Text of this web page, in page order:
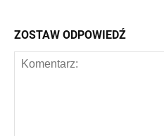
ZOSTAW ODPOWIEDŹ